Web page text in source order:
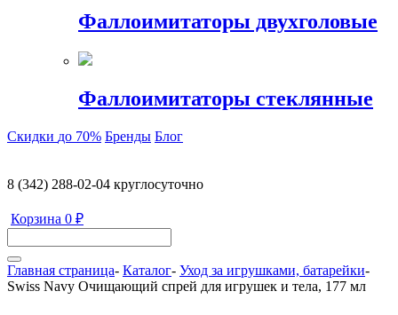
Фаллоимитаторы двухголовые
Фаллоимитаторы стеклянные
Скидки до 70% Бренды Блог
8 (342) 288-02-04 круглосуточно
Корзина 0 ₽
Главная страница- Каталог- Уход за игрушками, батарейки-
Swiss Navy Очищающий спрей для игрушек и тела, 177 мл